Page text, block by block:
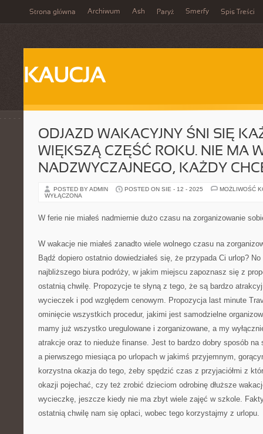
Strona główna Archiwum Ash Paryż Smerfy Spis Treści
KAUCJA
ODJAZD WAKACYJNY ŚNI SIĘ
WIĘKSZĄ CZĘŚĆ ROKU. NIE MA
NADZWYCZAJNEGO, KAŻDY
POSTED BY ADMIN POSTED ON SIE - 12 - 2025
MOŻLIWOŚĆ
WYŁĄCZONA
W ferie nie miałeś nadmiernie dużo czasu na zorganizowanie
W wakacje nie miałeś zanadto wiele wolnego czasu na
Bądź dopiero ostatnio dowiedziałeś się, że przypada Ci urlop?
najbliższego biura podróży, w jakim miejscu zapoznasz się z
ostatnią chwilę. Propozycje te słyną z tego, że są bardzo
wycieczek i pod względem cenowym. Propozycja last minute
ominięcie wszystkich procedur, jakimi jest samodzielne
mamy już wszystko uregulowane i zorganizowane, a my
atrakcje oraz to nieduże finanse. Jest to bardzo dobry sposób na
a pierwszego miesiąca po urlopach w jakimś przyjemnym,
korzystna okazja do tego, żeby spędzić czas z przyjaciółmi z
okazji pojechać, czy też zrobić dzieciom odrobinę dłuższe
wycieczkę, jeszcze kiedy nie ma zbyt wiele zajęć w szkole.
ostatnią chwilę nam się opłaci, wobec tego korzystajmy z urlopu.